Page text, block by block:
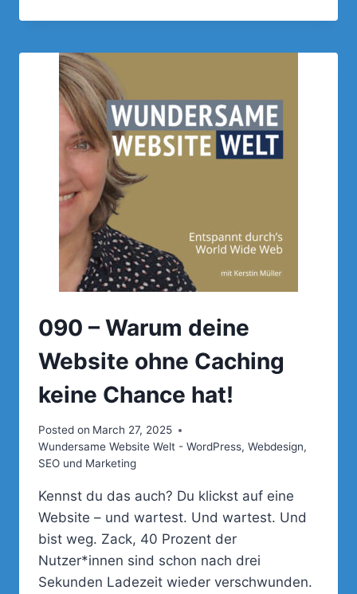
DIE
HÄUFIGSTEN
(UND
WIE
DU
SIE
090 – Warum deine
Website ohne Caching
keine Chance hat!
Posted on March 27, 2025
Wundersame Website Welt - WordPress, Webdesign,
SEO und Marketing
Kennst du das auch? Du klickst auf eine
Website – und wartest. Und wartest. Und
bist weg. Zack, 40 Prozent der
Nutzer*innen sind schon nach drei
Sekunden Ladezeit wieder verschwunden.